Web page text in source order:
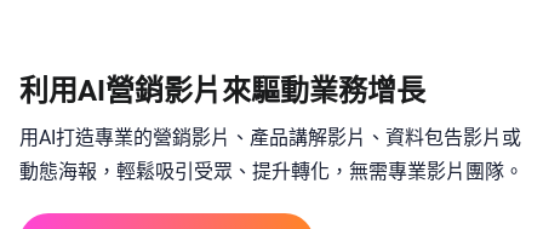
利用AI營銷影片來驅動業務增長
用AI打造專業的營銷影片、產品講解影片、資料包告影片或
動態海報，輕鬆吸引受眾、提升轉化，無需專業影片團隊。